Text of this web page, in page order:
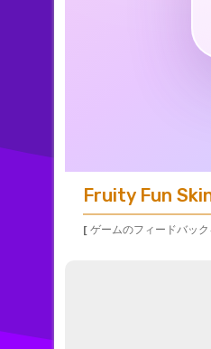
Fruity Fun
[ ゲームのフィードバッ